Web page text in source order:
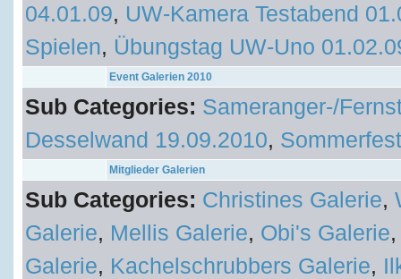
04.01.09, UW-Kamera Testabend
Spielen, Übungstag UW-Uno
Event Galerien 2010
Sub Categories: Sameranger-/
Desselwand 19.09.2010,
Mitglieder Galerien
Sub Categories: Christines Galerie,
Galerie, Mellis Galerie, Obi's Galerie
Galerie, Kachelschrubbers Galerie,